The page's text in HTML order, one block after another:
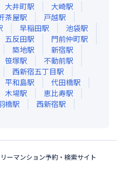
大井町駅 大崎駅
茶屋駅 戸越駅
早稲田駅 池袋駅
五反田駅 門前仲町駅
築地駅 新宿駅
笹塚駅 不動前駅
西新宿五丁目駅
平和島駅 代田橋駅
木場駅 恵比寿駅
橋駅 西新宿駅
ーマンション予約・検索サイト